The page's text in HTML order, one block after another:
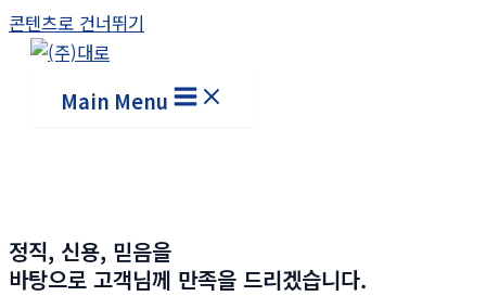
콘텐츠로 건너뛰기
Main Menu
정직, 신용, 믿음을
바탕으로 고객님께 만족을 드리겠습니다.